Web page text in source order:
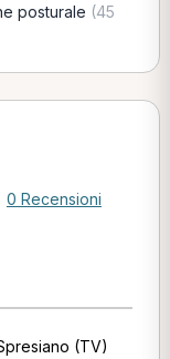
posturale (45
0 Recensioni
(TV)